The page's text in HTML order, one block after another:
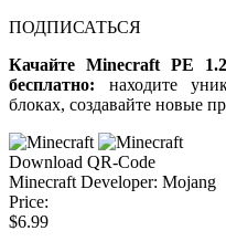
ПОДПИСАТЬСЯ
Качайте Minecraft PE
бесплатно: находите
блоках, создавайте новые
Download QR-Code
Minecraft Developer: Mojang
Price:
$6.99